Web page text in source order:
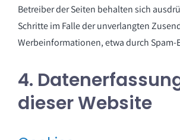
Betreiber der Seiten behalten sich
Schritte im Falle der unverlangten
Werbeinformationen, etwa durch Spam-
4.
dieser Website